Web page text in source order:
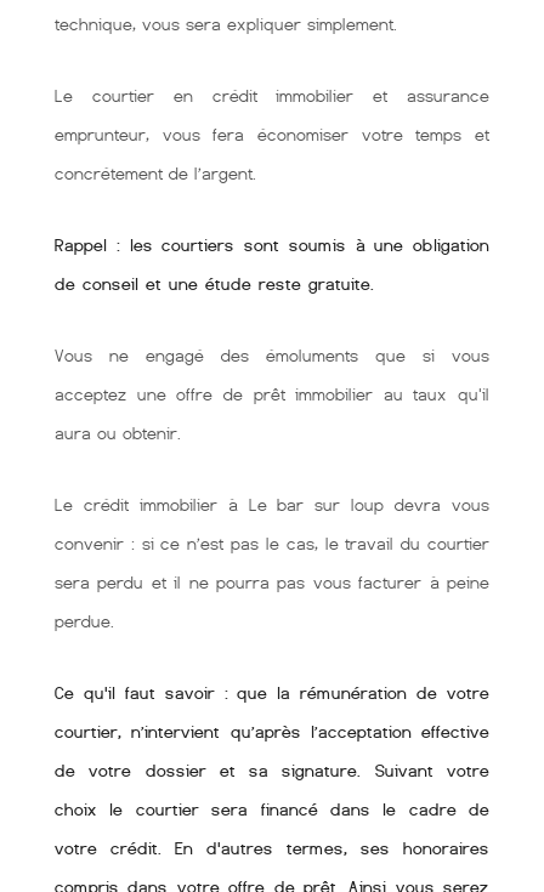
technique, vous sera expliquer simplement.
Le courtier en crédit immobilier et assurance
emprunteur, vous fera économiser votre temps et
concrétement de l’argent.
Rappel : les courtiers sont soumis à une obligation
de conseil et une étude reste gratuite.
Vous ne engagé des émoluments que si vous
acceptez une offre de prêt immobilier au taux qu'il
aura ou obtenir.
Le crédit immobilier à Le bar sur loup devra vous
convenir : si ce n’est pas le cas, le travail du courtier
sera perdu et il ne pourra pas vous facturer à peine
perdue.
Ce qu'il faut savoir : que la rémunération de votre
courtier, n’intervient qu’après l’acceptation effective
de votre dossier et sa signature. Suivant votre
choix le courtier sera financé dans le cadre de
votre crédit. En d'autres termes, ses honoraires
compris dans votre offre de prêt. Ainsi vous serez